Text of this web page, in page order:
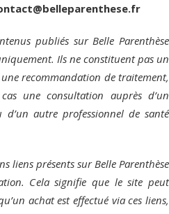
publiés sur Belle Parenthèse
Ils ne constituent pas un
recommandation de traitement,
une consultation auprès d’un
autre professionnel de santé
liens présents sur Belle Parenthèse
Cela signifie que le site peut
achat est effectué via ces liens,